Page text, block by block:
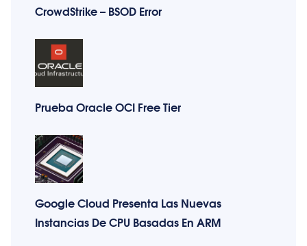
CrowdStrike – BSOD Error
Prueba Oracle OCI Free Tier
Google Cloud Presenta Las Nuevas
Instancias De CPU Basadas En ARM